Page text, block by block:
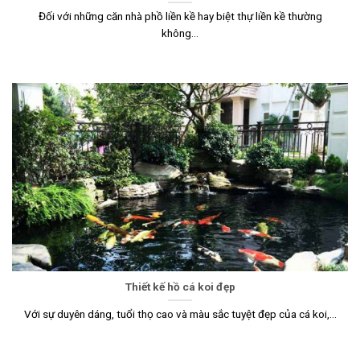
Đối với những căn nhà phồ liền kề hay biệt thự liền kề thường
không...
Thiết kế hồ cá koi đẹp
Với sự duyên dáng, tuổi thọ cao và màu sắc tuyệt đẹp của cá koi,...